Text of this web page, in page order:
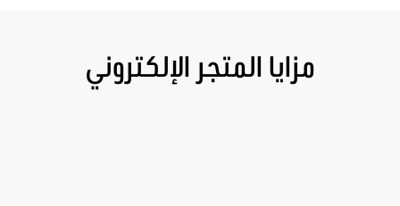
مزايا المتجر الإلكتروني